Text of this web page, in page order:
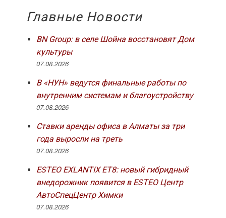
Главные Новости
BN Group: в селе Шойна восстановят Дом
культуры
07.08.2026
В «НУН» ведутся финальные работы по
внутренним системам и благоустройству
07.08.2026
Ставки аренды офиса в Алматы за три
года выросли на треть
07.08.2026
ESTEO EXLANTIX ET8: новый гибридный
внедорожник появится в ESTEO Центр
АвтоСпецЦентр Химки
07.08.2026